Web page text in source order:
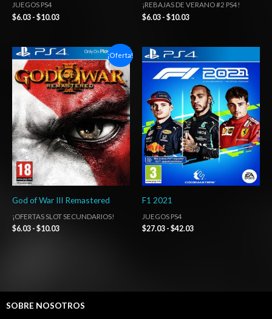
JUEGOS PS4
$6.03 - $10.03
¡REBAJAS DE VERANO #2 PS4!
$6.03 - $10.03
¡Oferta!
God of War III Remastered
¡OFERTAS SLOT SECUNDARIOS!
$6.03 - $10.03
Rango
de
precios:
desde
$6.03
hasta
$10.03
F1 2021
JUEGOS PS4
$27.03 - $42.03
Rango
de
precios:
desde
$27.03
hasta
$42.03
SOBRE NOSOTROS